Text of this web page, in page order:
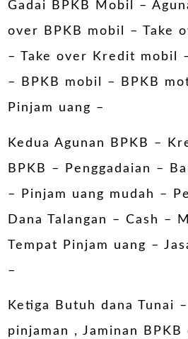
Gadai BPKB Mobil –
over BPKB mobil – Take
–
Take over Kredit mobil
– BPKB mobil – BPKB
Pinjam uang –
Kedua Agunan BPKB –
BPKB – Penggadaian –
– Pinjam uang mudah –
Dana Talangan – Cash –
Tempat Pinjam uang –
–
Ketiga Butuh dana Tunai
pinjaman , Jaminan